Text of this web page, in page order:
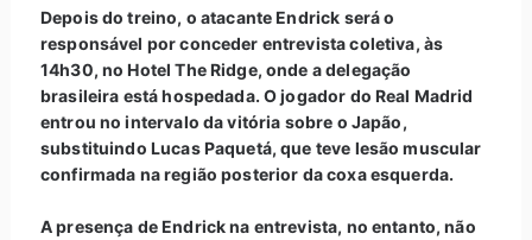
Depois do treino, o atacante Endrick será o
responsável por conceder entrevista coletiva, às
14h30, no Hotel The Ridge, onde a delegação
brasileira está hospedada. O jogador do Real Madrid
entrou no intervalo da vitória sobre o Japão,
substituindo Lucas Paquetá, que teve lesão muscular
confirmada na região posterior da coxa esquerda.
A presença de Endrick na entrevista, no entanto, não